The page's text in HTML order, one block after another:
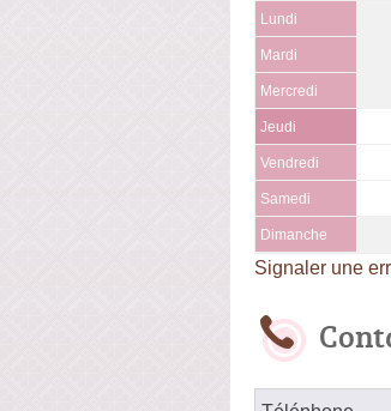
Lundi
Mardi
Mercredi
Jeudi
Vendredi
Samedi
Dimanche
Signaler une